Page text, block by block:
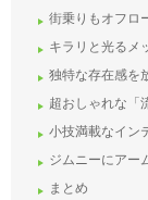
街乗りもオフロ
キラリと光るメ
独特な存在感を
超おしゃれな「
小技満載なイン
ジムニーにアー
まとめ